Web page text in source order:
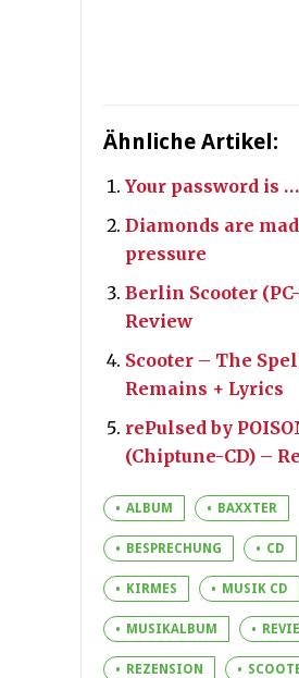
Ähnliche Artikel:
Your password is …
Diamonds are
pressure
Berlin Scooter
Review
Scooter – The
Remains + Lyrics
rePulsed by
(Chiptune-CD) –
ALBUM BAXXTER
BESPRECHUNG CD
KIRMES MUSIK CD
MUSIKALBUM
REZENSION